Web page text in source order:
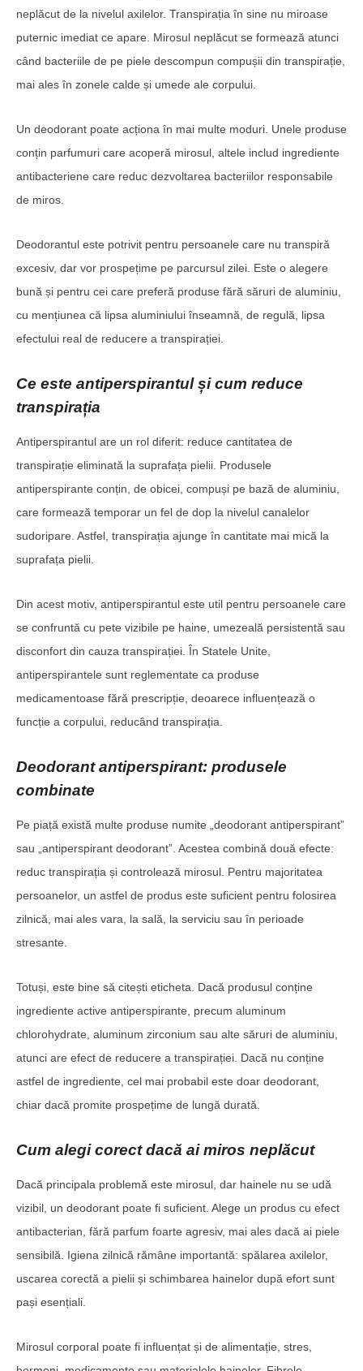
neplăcut de la nivelul axilelor. Transpirația în sine nu miroase
puternic imediat ce apare. Mirosul neplăcut se formează atunci
când bacteriile de pe piele descompun compușii din transpirație,
mai ales în zonele calde și umede ale corpului.
Un deodorant poate acționa în mai multe moduri. Unele produse
conțin parfumuri care acoperă mirosul, altele includ ingrediente
antibacteriene care reduc dezvoltarea bacteriilor responsabile
de miros.
Deodorantul este potrivit pentru persoanele care nu transpiră
excesiv, dar vor prospețime pe parcursul zilei. Este o alegere
bună și pentru cei care preferă produse fără săruri de aluminiu,
cu mențiunea că lipsa aluminiului înseamnă, de regulă, lipsa
efectului real de reducere a transpirației.
Ce este antiperspirantul și cum reduce
transpirația
Antiperspirantul are un rol diferit: reduce cantitatea de
transpirație eliminată la suprafața pielii. Produsele
antiperspirante conțin, de obicei, compuși pe bază de aluminiu,
care formează temporar un fel de dop la nivelul canalelor
sudoripare. Astfel, transpirația ajunge în cantitate mai mică la
suprafața pielii.
Din acest motiv, antiperspirantul este util pentru persoanele care
se confruntă cu pete vizibile pe haine, umezeală persistentă sau
disconfort din cauza transpirației. În Statele Unite,
antiperspirantele sunt reglementate ca produse
medicamentoase fără prescripție, deoarece influențează o
funcție a corpului, reducând transpirația.
Deodorant antiperspirant: produsele
combinate
Pe piață există multe produse numite „deodorant antiperspirant”
sau „antiperspirant deodorant”. Acestea combină două efecte:
reduc transpirația și controlează mirosul. Pentru majoritatea
persoanelor, un astfel de produs este suficient pentru folosirea
zilnică, mai ales vara, la sală, la serviciu sau în perioade
stresante.
Totuși, este bine să citești eticheta. Dacă produsul conține
ingrediente active antiperspirante, precum aluminum
chlorohydrate, aluminum zirconium sau alte săruri de aluminiu,
atunci are efect de reducere a transpirației. Dacă nu conține
astfel de ingrediente, cel mai probabil este doar deodorant,
chiar dacă promite prospețime de lungă durată.
Cum alegi corect dacă ai miros neplăcut
Dacă principala problemă este mirosul, dar hainele nu se udă
vizibil, un deodorant poate fi suficient. Alege un produs cu efect
antibacterian, fără parfum foarte agresiv, mai ales dacă ai piele
sensibilă. Igiena zilnică rămâne importantă: spălarea axilelor,
uscarea corectă a pielii și schimbarea hainelor după efort sunt
pași esențiali.
Mirosul corporal poate fi influențat și de alimentație, stres,